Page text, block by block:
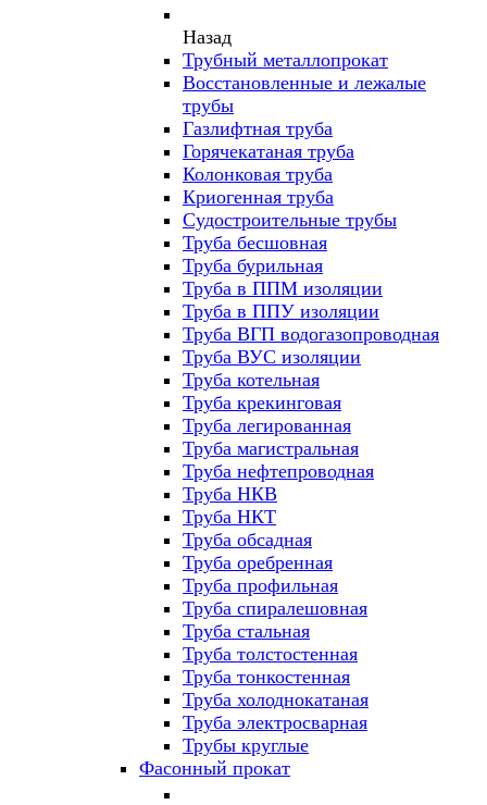
Назад
Трубный металлопрокат
Восстановленные и лежалые
трубы
Газлифтная труба
Горячекатаная труба
Колонковая труба
Криогенная труба
Судостроительные трубы
Труба бесшовная
Труба бурильная
Труба в ППМ изоляции
Труба в ППУ изоляции
Труба ВГП водогазопроводная
Труба ВУС изоляции
Труба котельная
Труба крекинговая
Труба легированная
Труба магистральная
Труба нефтепроводная
Труба НКВ
Труба НКТ
Труба обсадная
Труба оребренная
Труба профильная
Труба спиралешовная
Труба стальная
Труба толстостенная
Труба тонкостенная
Труба холоднокатаная
Труба электросварная
Трубы круглые
Фасонный прокат